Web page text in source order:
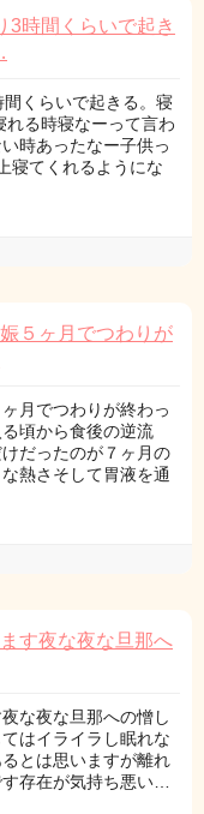
3時間くらいで起き
くらいで起きる。寝
る時寝なーって言わ
時あったなー子供っ
寝てくれるようにな
５ヶ月でつわりが
月でつわりが終わっ
頃から食後の逆流
だったのが７ヶ月の
熱さそして胃液を通
す夜な夜な旦那へ
な夜な旦那への憎し
はイライラし眠れな
とは思いますが離れ
存在が気持ち悪い…